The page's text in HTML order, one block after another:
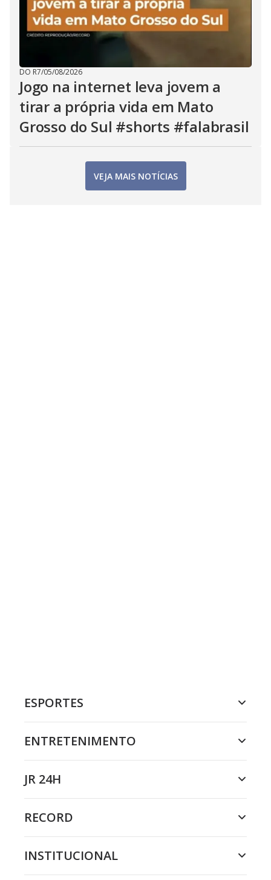
DO R7/05/08/2026
Jogo na internet leva jovem a
tirar a própria vida em Mato
Grosso do Sul #shorts #falabrasil
VEJA MAIS NOTÍCIAS
ESPORTES
ENTRETENIMENTO
JR 24H
RECORD
INSTITUCIONAL